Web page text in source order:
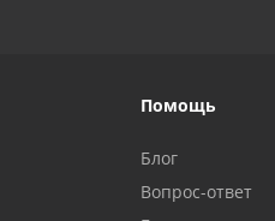
Помощь
Блог
Вопрос-ответ